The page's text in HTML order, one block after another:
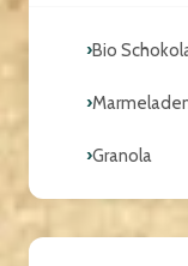
›Bio
›
›Granola